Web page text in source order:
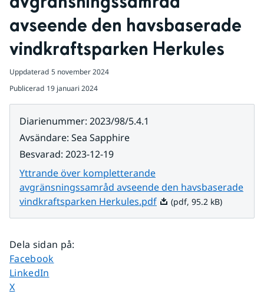
avseende den havsbaserade
vindkraftsparken Herkules
Uppdaterad 5 november 2024
Publicerad 19 januari 2024
Diarienummer: 2023/98/5.4.1
Avsändare: Sea Sapphire
Besvarad: 2023-12-19
Yttrande över kompletterande
avgränsningssamråd avseende den havsbaserade
vindkraftsparken Herkules.pdfPdf, 95.2 kB.
(pdf, 95.2 kB)
Dela sidan på:
Dela sidan på
Facebook
Dela sidan på
LinkedIn
Dela sidan på
X